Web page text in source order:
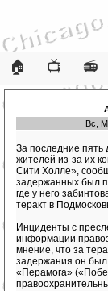
🏠 📺 📻
Вс,
За последние
жителей из-за их
Сити Холле»,
задержанных был
где у него
теракт в
Инциденты с
информации
мнение, что за
задержания он был
«Перамога»